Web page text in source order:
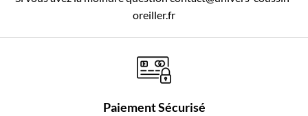
oreiller.fr
Paiement Sécurisé